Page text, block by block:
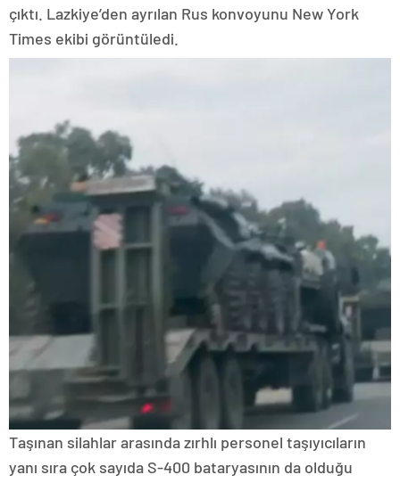
çıktı. Lazkiye’den ayrılan Rus konvoyunu New York
Times ekibi görüntüledi.
Taşınan silahlar arasında zırhlı personel taşıyıcıların
yanı sıra çok sayıda S-400 bataryasının da olduğu